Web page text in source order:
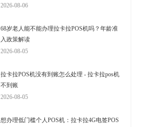
2026-08-06
68岁老人能不能办理拉卡拉POS机吗？年龄准
入政策解读
2026-08-05
拉卡拉POS机没有到账怎么处理 - 拉卡拉pos机
不到账
2026-08-05
想办理低门槛个人POS机：拉卡拉4G电签POS